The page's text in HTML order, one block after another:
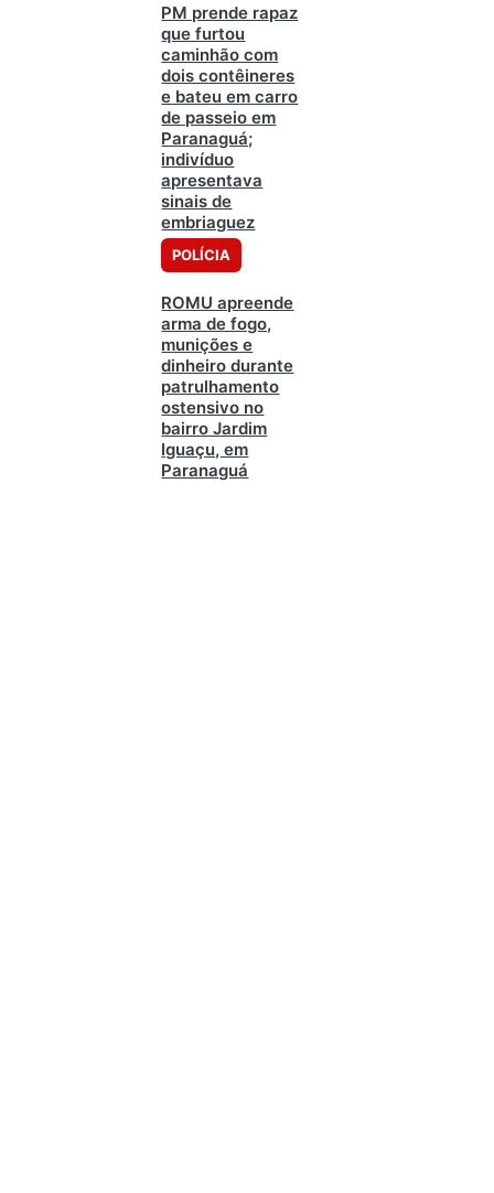
PM prende rapaz
que furtou
caminhão com
dois contêineres
e bateu em carro
de passeio em
Paranaguá;
indivíduo
apresentava
sinais de
embriaguez
POLÍCIA
ROMU apreende
arma de fogo,
munições e
dinheiro durante
patrulhamento
ostensivo no
bairro Jardim
Iguaçu, em
Paranaguá